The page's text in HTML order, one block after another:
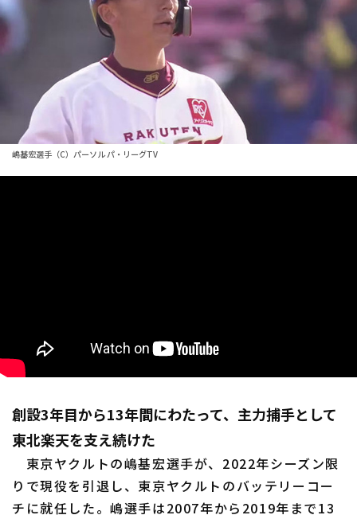
順位表･成績
1軍公式戦
ファーム東地区
ファーム中地区
選手名鑑
選手名鑑トップ
福岡ソフトバンクホークス
ニュース
嶋基宏選手（C）パーソル パ・リーグTV
創設3年目から13年間にわたって、主力捕手として
東北楽天を支え続けた
東京ヤクルトの嶋基宏選手が、2022年シーズン限
りで現役を引退し、東京ヤクルトのバッテリーコー
チに就任した。嶋選手は2007年から2019年まで13